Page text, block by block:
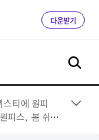
다운받기
스티에 원피
피스, 봄 쉬폰